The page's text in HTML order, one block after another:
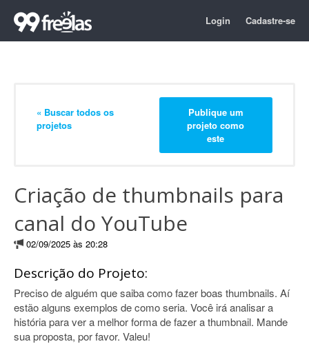
Login Cadastre-se
« Buscar todos os
projetos
Publique um
projeto como
este
Criação de thumbnails para
canal do YouTube
02/09/2025 às 20:28
Descrição do Projeto:
Preciso de alguém que saiba como fazer boas thumbnails. Aí
estão alguns exemplos de como seria. Você irá analisar a
história para ver a melhor forma de fazer a thumbnail. Mande
sua proposta, por favor. Valeu!